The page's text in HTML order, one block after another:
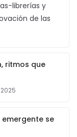
librerías y
de las
ritmos que
emergente se